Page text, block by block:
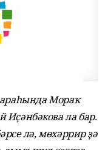
Мораҡ
ла бар.
лә, мөхәррир ҙә